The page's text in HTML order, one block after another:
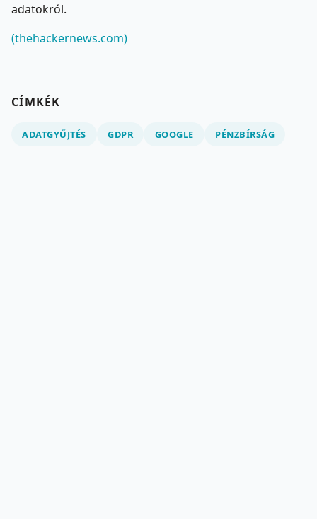
adatokról.
(thehackernews.com)
CÍMKÉK
ADATGYŰJTÉS GDPR GOOGLE PÉNZBÍRSÁG